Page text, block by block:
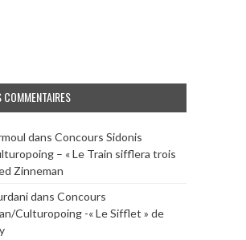
COMMENTAIRES
dans Concours Sidonis
– « Le Train sifflera trois
Zinneman
dans Concours
Culturopoing -« Le Sifflet » de